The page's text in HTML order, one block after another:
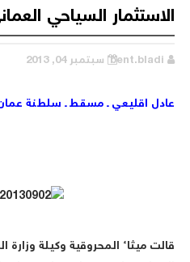
الاستثمار السياحي
bent.bladi سبتمبر 04, 2013
عادل اقليعي ـ مسقط ـ سلطنة
قالت ميثاء المحروقية وكيلة وزارة